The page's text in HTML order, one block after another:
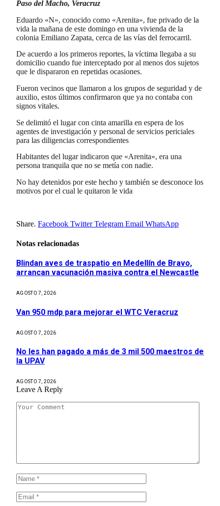
Paso del Macho, Veracruz
Eduardo «N», conocido como «Arenita», fue privado de la
vida la mañana de este domingo en una vivienda de la
colonia Emiliano Zapata, cerca de las vías del ferrocarril.
De acuerdo a los primeros reportes, la víctima llegaba a su
domicilio cuando fue interceptado por al menos dos sujetos
que le dispararon en repetidas ocasiones.
Fueron vecinos que llamaron a los grupos de seguridad y de
auxilio, estos últimos confirmaron que ya no contaba con
signos vitales.
Se delimitó el lugar con cinta amarilla en espera de los
agentes de investigación y personal de servicios periciales
para las diligencias correspondientes
Habitantes del lugar indicaron que «Arenita», era una
persona tranquila que no se metía con nadie.
No hay detenidos por este hecho y también se desconoce los
motivos por el cual le quitaron le vida
Share. Facebook Twitter Telegram Email WhatsApp
Notas relacionadas
Blindan aves de traspatio en Medellín de Bravo,
arrancan vacunación masiva contra el Newcastle
AGOSTO 7, 2026
Van 950 mdp para mejorar el WTC Veracruz
AGOSTO 7, 2026
No les han pagado a más de 3 mil 500 maestros de
la UPAV
AGOSTO 7, 2026
Leave A Reply